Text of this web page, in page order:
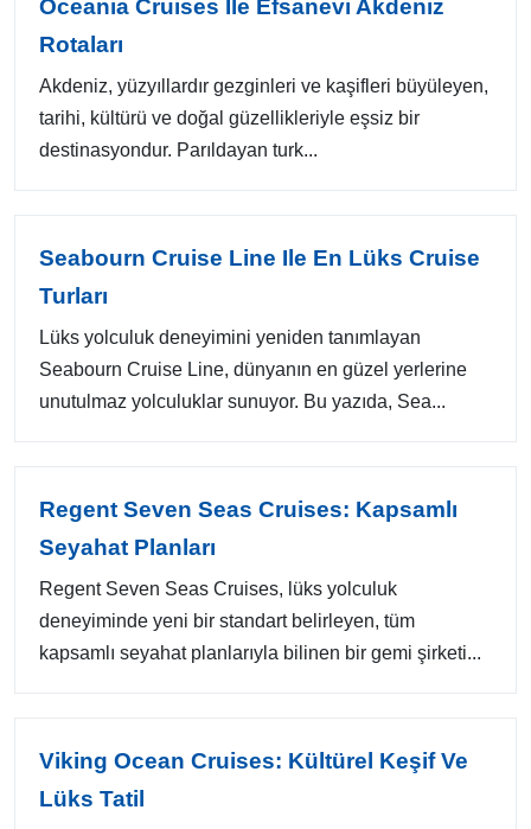
Oceania Cruises Ile Efsanevi Akdeniz
Rotaları
Akdeniz, yüzyıllardır gezginleri ve kaşifleri büyüleyen,
tarihi, kültürü ve doğal güzellikleriyle eşsiz bir
destinasyondur. Parıldayan turk...
Seabourn Cruise Line Ile En Lüks Cruise
Turları
Lüks yolculuk deneyimini yeniden tanımlayan
Seabourn Cruise Line, dünyanın en güzel yerlerine
unutulmaz yolculuklar sunuyor. Bu yazıda, Sea...
Regent Seven Seas Cruises: Kapsamlı
Seyahat Planları
Regent Seven Seas Cruises, lüks yolculuk
deneyiminde yeni bir standart belirleyen, tüm
kapsamlı seyahat planlarıyla bilinen bir gemi şirketi...
Viking Ocean Cruises: Kültürel Keşif Ve
Lüks Tatil